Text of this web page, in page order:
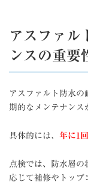
アスファル
ンスの重要
アスファルト防水の
期的なメンテナンス
具体的には、 年に1
点検では、防水層
応じて補修やトップ